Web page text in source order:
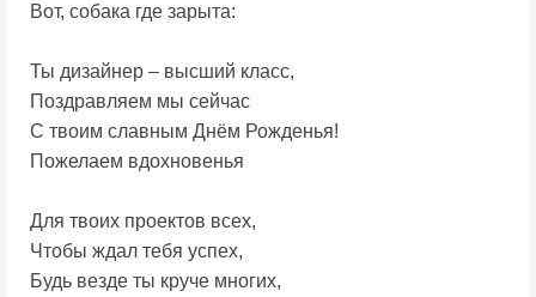
Вот, собака где зарыта:
Ты дизайнер – высший класс,
Поздравляем мы сейчас
С твоим славным Днём Рожденья!
Пожелаем вдохновенья
Для твоих проектов всех,
Чтобы ждал тебя успех,
Будь везде ты круче многих,